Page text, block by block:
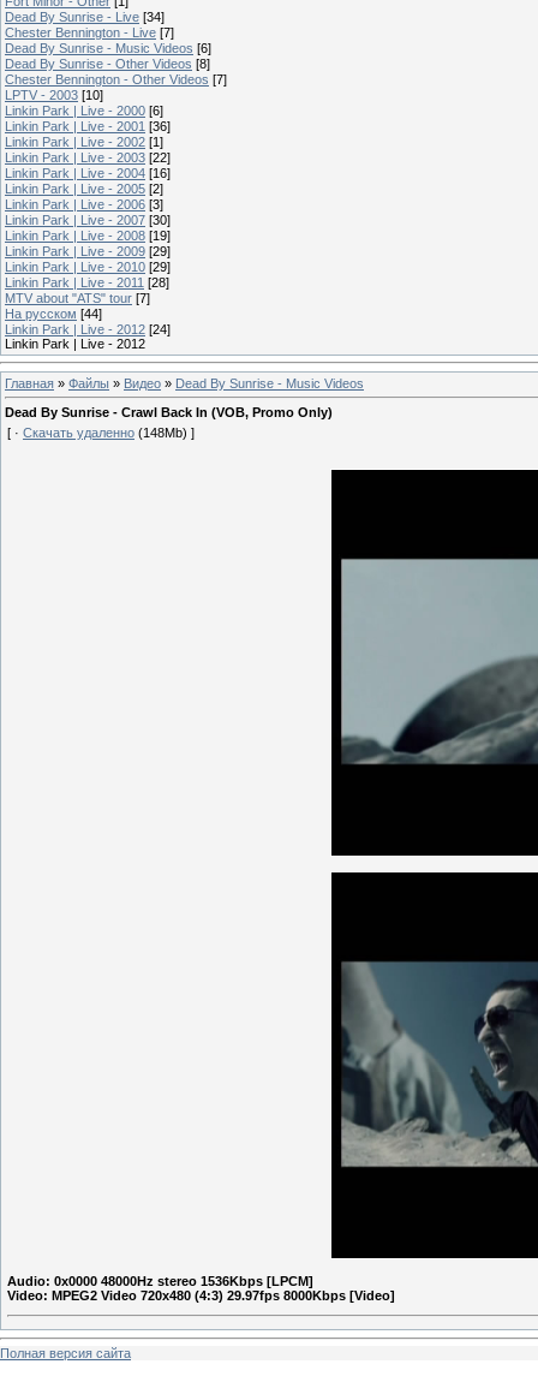
Dead By Sunrise - Live [34]
Chester Bennington - Live [7]
Dead By Sunrise - Music Videos [6]
Dead By Sunrise - Other Videos [8]
Chester Bennington - Other Videos [7]
LPTV - 2003 [10]
Linkin Park | Live - 2000 [6]
Linkin Park | Live - 2001 [36]
Linkin Park | Live - 2002 [1]
Linkin Park | Live - 2003 [22]
Linkin Park | Live - 2004 [16]
Linkin Park | Live - 2005 [2]
Linkin Park | Live - 2006 [3]
Linkin Park | Live - 2007 [30]
Linkin Park | Live - 2008 [19]
Linkin Park | Live - 2009 [29]
Linkin Park | Live - 2010 [29]
Linkin Park | Live - 2011 [28]
MTV about "ATS" tour [7]
На русском [44]
Linkin Park | Live - 2012 [24]
Linkin Park | Live - 2012
Главная » Файлы » Видео » Dead By Sunrise - Music Videos
Dead By Sunrise - Crawl Back In (VOB, Promo Only)
[ · Скачать удаленно (148Mb) ]
Audio: 0x0000 48000Hz stereo 1536Kbps [LPCM]
Video: MPEG2 Video 720x480 (4:3) 29.97fps 8000Kbps [Video]
Полная версия сайта